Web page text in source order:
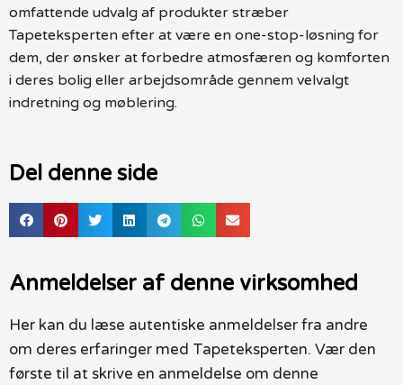
omfattende udvalg af produkter stræber
Tapeteksperten efter at være en one-stop-løsning for
dem, der ønsker at forbedre atmosfæren og komforten
i deres bolig eller arbejdsområde gennem velvalgt
indretning og møblering.
Del denne side
Anmeldelser af denne virksomhed
Her kan du læse autentiske anmeldelser fra andre
om deres erfaringer med Tapeteksperten. Vær den
første til at skrive en anmeldelse om denne